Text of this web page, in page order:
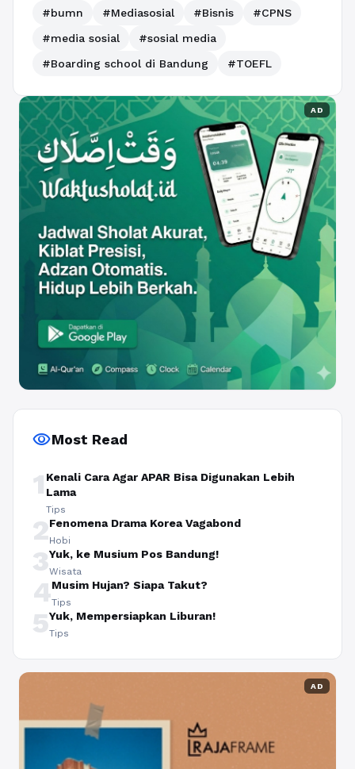
#bumn
#Mediasosial #Bisnis
#CPNS
#media sosial
#sosial media
#Boarding school di Bandung
#TOEFL
AD
visibilityMost Read
1 Kenali Cara Agar APAR Bisa Digunakan Lebih
Lama
Tips
2Fenomena Drama Korea Vagabond
Hobi
3Yuk, ke Musium Pos Bandung!
Wisata
4Musim Hujan? Siapa Takut?
Tips
5Yuk, Mempersiapkan Liburan!
Tips
AD